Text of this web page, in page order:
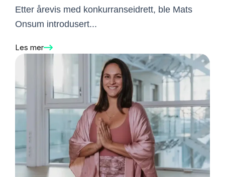
Etter årevis med konkurranseidrett, ble Mats
Onsum introdusert...
Les mer